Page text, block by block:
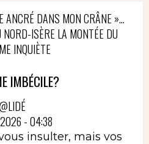
ANCRÉ DANS MON CRÂNE »…
ISÈRE LA MONTÉE DU
INQUIÈTE
IMBÉCILE?
- 04:38
insulter, mais vos